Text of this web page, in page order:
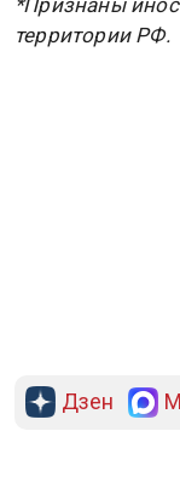
*Признаны
территории РФ.
Дзен